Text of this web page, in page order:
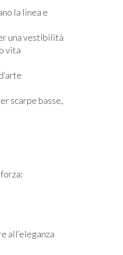
la linea e
una vestibilità
vita
scarpe basse,
all’eleganza